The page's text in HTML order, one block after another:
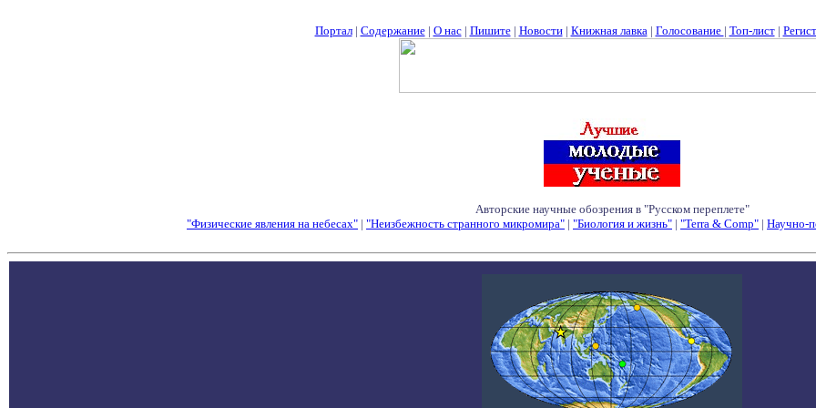
Портал| Содержание| О нас| Пишите| Новости| Книжная лавка| Голосование | Топ-лист|
Авторские научные обозрения в "Русском переплете"
"Физические явления на небесах" | "Неизбежность странного микромира" | "Биология и жизнь" | "Terra & Comp" | Научно-